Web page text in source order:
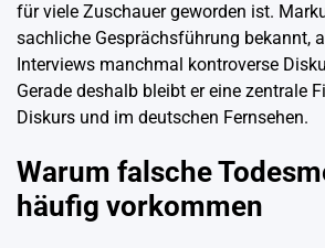
für viele Zuschauer geworden ist.
sachliche Gesprächsführung bekannt,
Interviews manchmal kontroverse
Gerade deshalb bleibt er eine zentrale
Diskurs und im deutschen Fernsehen.
Warum falsche
häufig vorkommen